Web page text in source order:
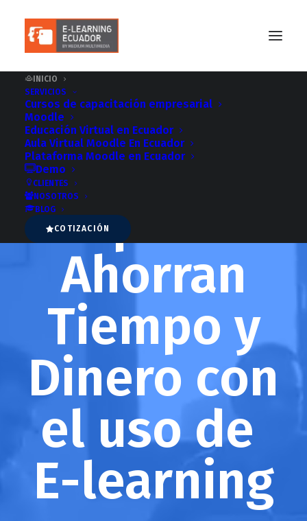
INICIO
SERVICIOS
Cursos de capacitación empresarial
Moodle
Educación Virtual en Ecuador
Aula Virtual Moodle En Ecuador
Plataforma Moodle en Ecuador
Demo
CLIENTES
NOSOTROS
BLOG
COTIZACIÓN
Cada día
más
empresas
Ahorran
Tiempo y
Dinero con
el uso de
E-learning